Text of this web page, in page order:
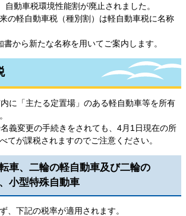
自動車税環境性能割が廃止されました。
の軽自動車税（種別割）は軽自動車税に名称
から新たな名称を用いてご案内します。
に「主たる定置場」のある軽自動車等を所有
義変更の手続きをされても、4月1日現在の所
てが課税されますのでご注意ください。
車、二輪の軽自動車及び二輪の
小型特殊自動車
、下記の税率が適用されます。